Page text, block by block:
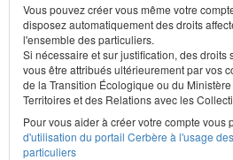
Vous pouvez créer vous même votre
disposez automatiquement des droits
l'ensemble des particuliers.
Si nécessaire et sur justification, des droits
vous être attribués ultérieurement par vos
de la Transition Écologique ou du
Territoires et des Relations avec les
Pour vous aider à créer votre compte vous
d'utilisation du portail Cerbère à l'usage
particuliers